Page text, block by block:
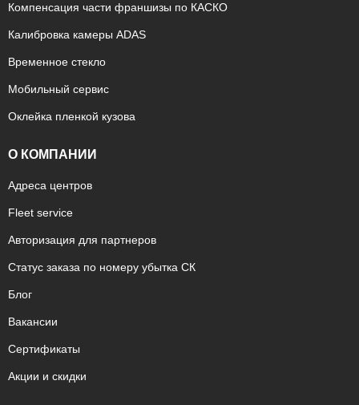
Компенсация части франшизы по КАСКО
Калибровка камеры ADAS
Временное стекло
Мобильный сервис
Оклейка пленкой кузова
О КОМПАНИИ
Адреса центров
Fleet service
Авторизация для партнеров
Статус заказа по номеру убытка СК
Блог
Вакансии
Сертификаты
Акции и скидки